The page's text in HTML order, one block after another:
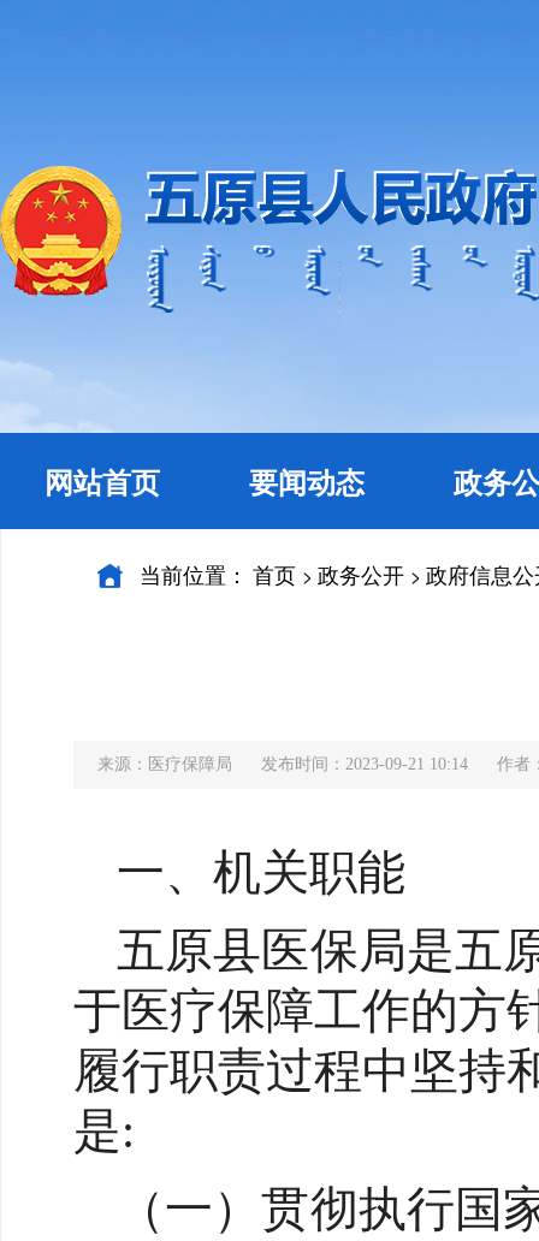
网站首页 要闻动态 政务
当前位置： 首页 > 政务公开 > 政府信息
来源：医疗保障局 发布时间：2023-09-21 10:14 作者
一、机关职能
五原县医保局是五
于医疗保障工作的方
履行职责过程中坚持
是:
（一）贯彻执行